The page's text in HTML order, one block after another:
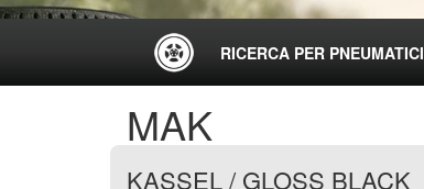
RICERCA PER PNEUMATICI
MAK
KASSEL/ GLOSS BLACK